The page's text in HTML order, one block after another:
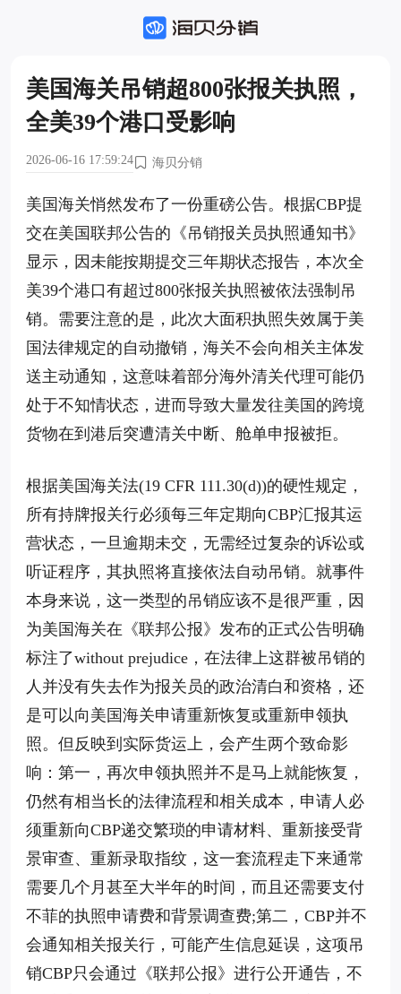
美国海关吊销超800张报关执照，
全美39个港口受影响
2026-06-16 17:59:24 海贝分销
美国海关悄然发布了一份重磅公告。根据CBP提
交在美国联邦公告的《吊销报关员执照通知书》
显示，因未能按期提交三年期状态报告，本次全
美39个港口有超过800张报关执照被依法强制吊
销。需要注意的是，此次大面积执照失效属于美
国法律规定的自动撤销，海关不会向相关主体发
送主动通知，这意味着部分海外清关代理可能仍
处于不知情状态，进而导致大量发往美国的跨境
货物在到港后突遭清关中断、舱单申报被拒。
根据美国海关法(19 CFR 111.30(d))的硬性规定，
所有持牌报关行必须每三年定期向CBP汇报其运
营状态，一旦逾期未交，无需经过复杂的诉讼或
听证程序，其执照将直接依法自动吊销。就事件
本身来说，这一类型的吊销应该不是很严重，因
为美国海关在《联邦公报》发布的正式公告明确
标注了without prejudice，在法律上这群被吊销的
人并没有失去作为报关员的政治清白和资格，还
是可以向美国海关申请重新恢复或重新申领执
照。但反映到实际货运上，会产生两个致命影
响：第一，再次申领执照并不是马上就能恢复，
仍然有相当长的法律流程和相关成本，申请人必
须重新向CBP递交繁琐的申请材料、重新接受背
景审查、重新录取指纹，这一套流程走下来通常
需要几个月甚至大半年的时间，而且还需要支付
不菲的执照申请费和背景调查费;第二，CBP并不
会通知相关报关行，可能产生信息延误，这项吊
销CBP只会通过《联邦公报》进行公开通告，不